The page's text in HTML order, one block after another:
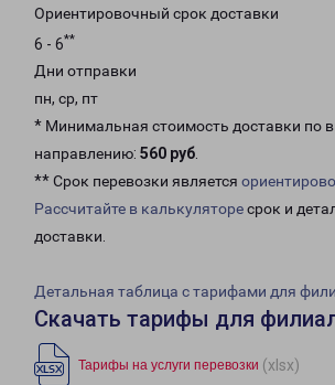
Ориентировочный срок доставки
6 - 6**
Дни отправки
пн, ср, пт
* Минимальная стоимость доставки по
направлению: 560 руб.
** Срок перевозки является
Рассчитайте в калькуляторесрок и
доставки.
Детальная таблица с тарифами для
Скачать тарифы для
Тарифы на услуги перевозки (xlsx)